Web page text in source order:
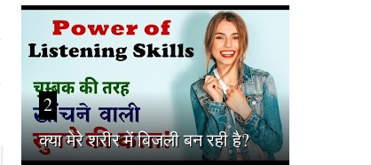
2
क्‍या मेरे शरीर में बिजली बन रही है?